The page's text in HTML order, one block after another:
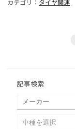
カテゴリ： タイヤ関連
記事検索